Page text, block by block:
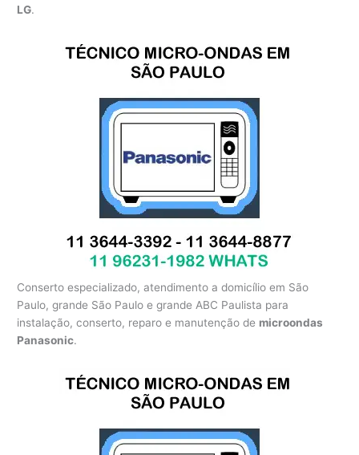
LG.
Conserto especializado, atendimento a domicílio em São
Paulo, grande São Paulo e grande ABC Paulista para
instalação, conserto, reparo e manutenção de microondas
Panasonic.